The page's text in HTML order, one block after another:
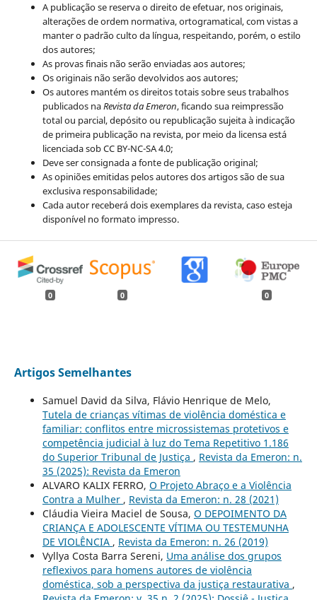
A publicação se reserva o direito de efetuar, nos originais,
alterações de ordem normativa, ortogramatical, com vistas a
manter o padrão culto da língua, respeitando, porém, o estilo
dos autores;
As provas finais não serão enviadas aos autores;
Os originais não serão devolvidos aos autores;
Os autores mantém os direitos totais sobre seus trabalhos
publicados naRevista da Emeron, ficando sua reimpressão
total ou parcial, depósito ou republicação sujeita à indicação
de primeira publicação na revista, por meio da licensa está
licenciada sob CC BY-NC-SA 4.0;
Deve ser consignada a fonte de publicação original;
As opiniões emitidas pelos autores dos artigos são de sua
exclusiva responsabilidade;
Cada autor receberá dois exemplares da revista, caso esteja
disponível no formato impresso.
0 0 0
Artigos Semelhantes
Samuel David da Silva, Flávio Henrique de Melo,
Tutela de crianças vítimas de violência doméstica e
familiar: conflitos entre microssistemas protetivos e
competência judicial à luz do Tema Repetitivo 1.186
do Superior Tribunal de Justiça , Revista da Emeron: n.
35 (2025): Revista da Emeron
ALVARO KALIX FERRO, O Projeto Abraço e a Violência
Contra a Mulher , Revista da Emeron: n. 28 (2021)
Cláudia Vieira Maciel de Sousa, O DEPOIMENTO DA
CRIANÇA E ADOLESCENTE VÍTIMA OU TESTEMUNHA
DE VIOLÊNCIA , Revista da Emeron: n. 26 (2019)
Vyllya Costa Barra Sereni, Uma análise dos grupos
reflexivos para homens autores de violência
doméstica, sob a perspectiva da justiça restaurativa ,